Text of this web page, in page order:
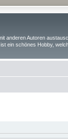
anderen Autoren
ein schönes Hobby,